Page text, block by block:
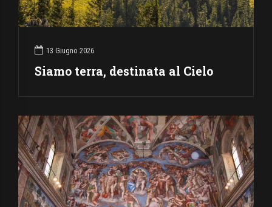
13 Giugno 2026
Siamo terra, destinata al Cielo